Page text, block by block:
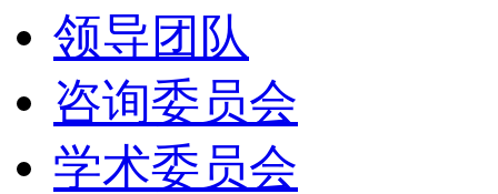
领导团队
咨询委员会
学术委员会